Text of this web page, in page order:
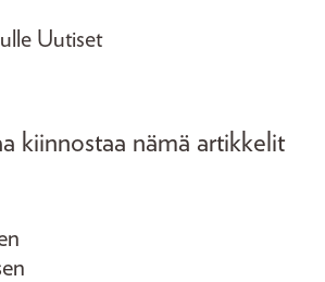
Uutiset
kiinnostaa nämä artikkelit